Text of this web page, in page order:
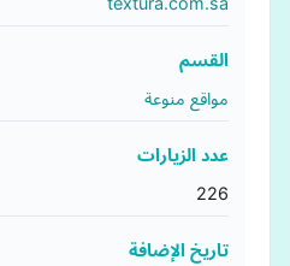
القسم
مواقع منوعة
عدد الزيارات
226
تاريخ الإضافة